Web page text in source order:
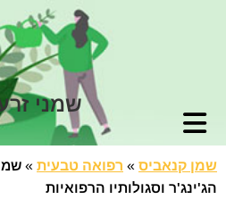
שמני
שמן קנאביס » רפואה טבעית »
הג'ינג'ר וסגולותיו הרפואיות